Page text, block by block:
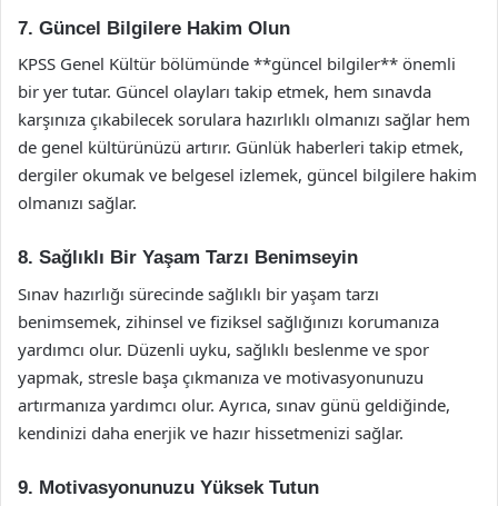
7. Güncel Bilgilere Hakim Olun
KPSS Genel Kültür bölümünde **güncel bilgiler** önemli
bir yer tutar. Güncel olayları takip etmek, hem sınavda
karşınıza çıkabilecek sorulara hazırlıklı olmanızı sağlar hem
de genel kültürünüzü artırır. Günlük haberleri takip etmek,
dergiler okumak ve belgesel izlemek, güncel bilgilere hakim
olmanızı sağlar.
8. Sağlıklı Bir Yaşam Tarzı Benimseyin
Sınav hazırlığı sürecinde sağlıklı bir yaşam tarzı
benimsemek, zihinsel ve fiziksel sağlığınızı korumanıza
yardımcı olur. Düzenli uyku, sağlıklı beslenme ve spor
yapmak, stresle başa çıkmanıza ve motivasyonunuzu
artırmanıza yardımcı olur. Ayrıca, sınav günü geldiğinde,
kendinizi daha enerjik ve hazır hissetmenizi sağlar.
9. Motivasyonunuzu Yüksek Tutun